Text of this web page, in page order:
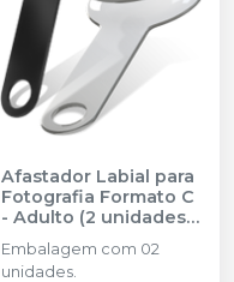
Afastador Labial para
Fotografia Formato C
- Adulto (2 unidades)
INDUSBELLO
Embalagem com 02
unidades.